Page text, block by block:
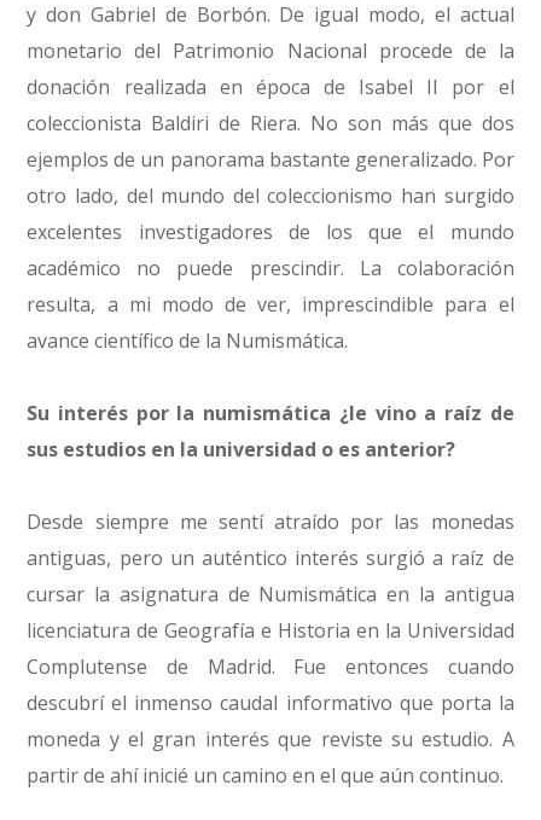
y don Gabriel de Borbón. De igual modo, el actual
monetario del Patrimonio Nacional procede de la
donación realizada en época de Isabel II por el
coleccionista Baldiri de Riera. No son más que dos
ejemplos de un panorama bastante generalizado. Por
otro lado, del mundo del coleccionismo han surgido
excelentes investigadores de los que el mundo
académico no puede prescindir. La colaboración
resulta, a mi modo de ver, imprescindible para el
avance científico de la Numismática.
Su interés por la numismática ¿le vino a raíz de
sus estudios en la universidad o es anterior?
Desde siempre me sentí atraído por las monedas
antiguas, pero un auténtico interés surgió a raíz de
cursar la asignatura de Numismática en la antigua
licenciatura de Geografía e Historia en la Universidad
Complutense de Madrid. Fue entonces cuando
descubrí el inmenso caudal informativo que porta la
moneda y el gran interés que reviste su estudio. A
partir de ahí inicié un camino en el que aún continuo.